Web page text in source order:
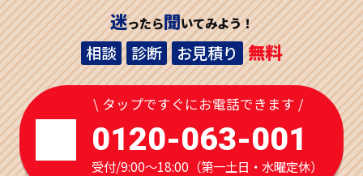
迷ったら聞いてみよう！
相談 診断 お見積り 無料
\ タップですぐにお電話できます /
0120-063-001
受付/9:00～18:00（第一土日・水曜定休）